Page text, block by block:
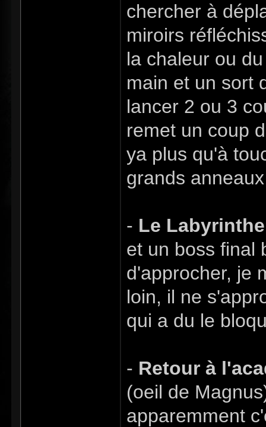
chercher à
miroirs
la chaleur ou
main et un sort
lancer 2 ou 3
remet un coup
ya plus qu'à
grands
- Le Labyrinthe
et un boss final
d'approcher, je
loin, il ne
qui a du le
- Retour à
(oeil de
apparemment